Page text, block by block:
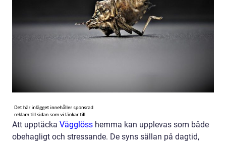
Att upptäcka Vägglöss hemma kan upplevas som både
obehagligt och stressande. De syns sällan på dagtid,